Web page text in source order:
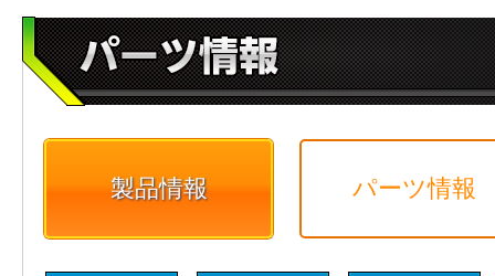
製品情報 パーツ情報